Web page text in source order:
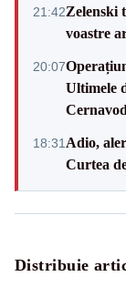
21:42Zelenski
voastre
20:07
Ultimele
18:31 Adio,
Curtea
Distribuie